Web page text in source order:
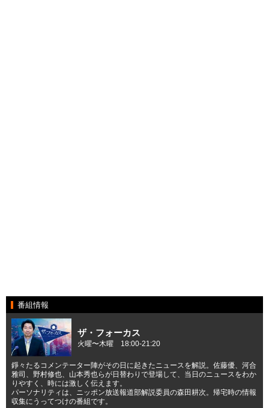
番組情報
ザ・フォーカス
火曜〜木曜 18:00-21:20
錚々たるコメンテーター陣がその日に起きたニュースを解説。佐藤優、河合
雅司、野村修也、山本秀也らが日替わりで登場して、当日のニュースをわか
りやすく、時には激しく伝えます。
パーソナリティは、ニッポン放送報道部解説委員の森田耕次。帰宅時の情報
収集にうってつけの番組です。